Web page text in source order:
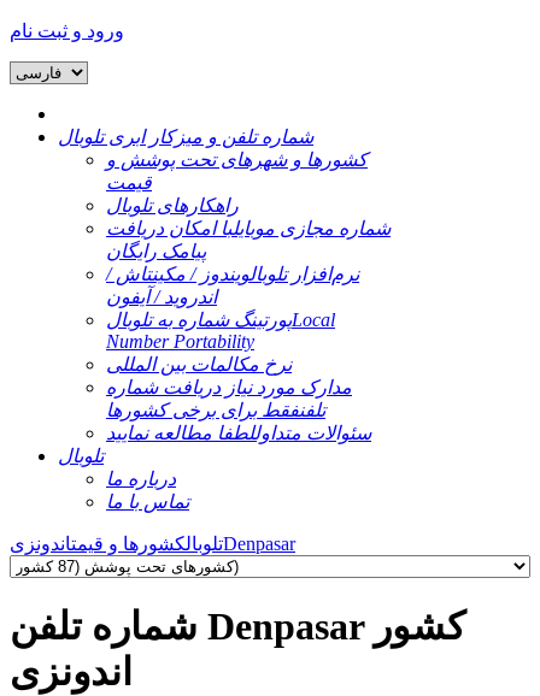
ورود و ثبت نام
شماره تلفن و میزکار ابری تلوبال
کشورها و شهرهای تحت پوشش و
قیمت
راهکارهای تلوبال
شماره مجازی موبایلبا امکان دریافت
پیامک رایگان
نرم‌افزار تلوبالویندوز / مکینتاش /
اندروید / آیفون
پورتینگ شماره به تلوبالLocal
Number Portability
نرخ مکالمات بین المللی
مدارک مورد نیاز دریافت شماره
تلفنفقط برای برخی کشورها
سئوالات متداوللطفا مطالعه نمایید
تلوبال
درباره ما
تماس با ما
تلوبالکشورها و قیمتاندونزی Denpasar
شماره تلفن Denpasar کشور
اندونزی